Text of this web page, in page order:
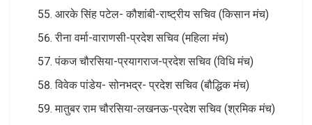
आरके सिंह पटेल- कौशांबी-राष्ट्रीय सचिव (किसान मंच)
रीना वर्मा-वाराणसी-प्रदेश सचिव (महिला मंच)
पंकज चौरसिया-प्रयागराज-प्रदेश सचिव (विधि मंच)
विवेक पांडेय- सोनभद्र- प्रदेश सचिव (बौद्धिक मंच)
मातुबर राम चौरसिया-लखनऊ-प्रदेश सचिव (श्रमिक मंच)